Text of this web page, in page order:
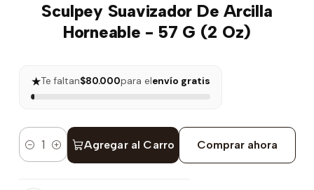
Sculpey Suavizador De Arcilla
Horneable - 57 G (2 Oz)
★Te faltan$80.000para elenvío gratis
Cantidad Agregar al Carro Comprar ahora